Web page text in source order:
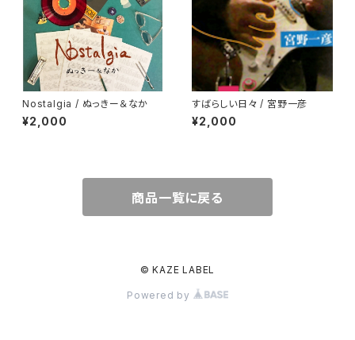
Nostalgia / ぬっきー＆なか
¥2,000
すばらしい日々 / 宮野一彦
¥2,000
商品一覧に戻る
© KAZE LABEL
Powered by